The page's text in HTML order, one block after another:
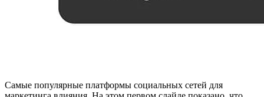
Самые популярные платформы социальных сетей для